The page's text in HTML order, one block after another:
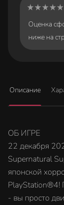
Оценка
ниже на
Описание
ОБ ИГРЕ
22 декабря
Supernatural
японской
PlayStation®4!
- вы просто